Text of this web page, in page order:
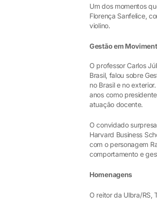
Um dos momentos
Florença Sanfelice,
violino.
Gestão em
O professor Carlos
Brasil, falou sobre
no Brasil e no
anos como
atuação docente.
O convidado
Harvard Business
com o personagem
comportamento e
Homenagens
O reitor da Ulbra/RS,